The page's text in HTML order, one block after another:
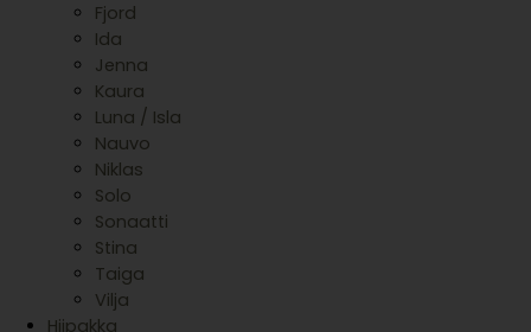
Fjord
Ida
Jenna
Kaura
Luna / Isla
Nauvo
Niklas
Solo
Sonaatti
Stina
Taiga
Vilja
Hiipakka